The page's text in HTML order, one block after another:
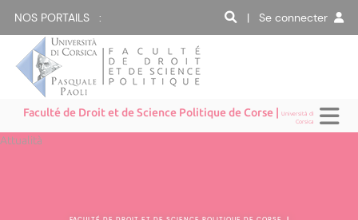
NOS PORTAILS : | Se connecter
Faculté de Droit et de Science Politique de Corse |Università di
Corsica
Attualità